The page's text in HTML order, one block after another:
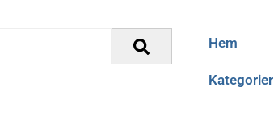
Hem
Kategorier